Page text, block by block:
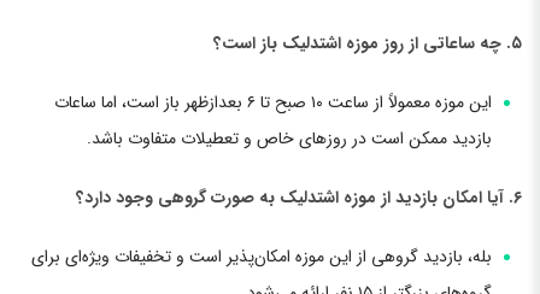
۵. چه ساعاتی از روز موزه اشتدلیک باز است؟
این موزه معمولاً از ساعت ۱۰ صبح تا ۶ بعدازظهر باز است، اما ساعات
بازدید ممکن است در روزهای خاص و تعطیلات متفاوت باشد.
۶. آیا امکان بازدید از موزه اشتدلیک به صورت گروهی وجود دارد؟
بله، بازدید گروهی از این موزه امکان‌پذیر است و تخفیفات ویژه‌ای برای